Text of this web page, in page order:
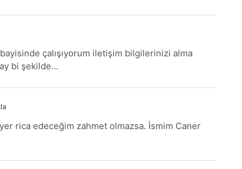
çalışıyorum iletişim bilgilerinizi alma
bi şekilde…
rica edeceğim zahmet olmazsa. İsmim Caner